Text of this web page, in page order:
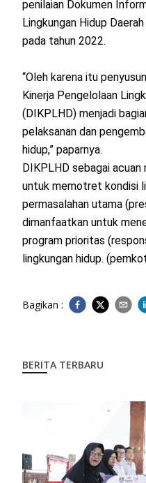
penilaian Dokumen
Lingkungan Hidup
pada tahun 2022.
“Oleh karena itu
Kinerja Pengelolaan
(DIKPLHD) menjadi
pelaksanan dan
hidup,” paparnya.
DIKPLHD sebagai
untuk memotret kondisi
permasalahan utama
dimanfaatkan untuk
program prioritas
lingkungan hidup.
Bagikan :
BERITA TERBARU